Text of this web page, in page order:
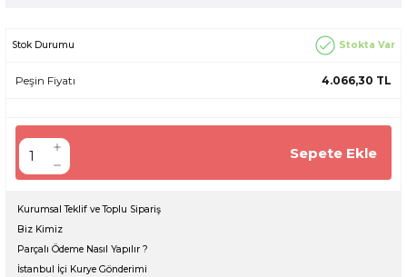
Stok Durumu Stokta Var
Peşin Fiyatı 4.066,30 TL
Sepete Ekle
Kurumsal Teklif ve Toplu Sipariş
Biz Kimiz
Parçalı Ödeme Nasıl Yapılır ?
İstanbul İçi Kurye Gönderimi